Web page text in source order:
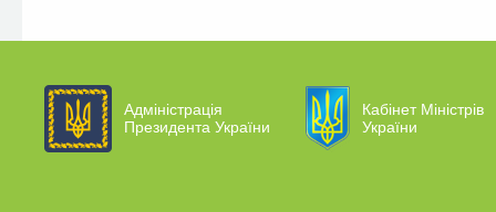
Адміністрація
Президента України
Кабінет Міністрів
України